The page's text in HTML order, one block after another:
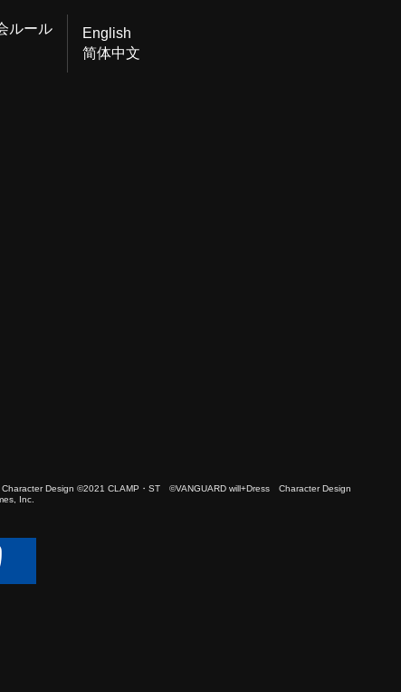
ルール
English
简体中文
Design ©2021 CLAMP・ST ©VANGUARD will+Dress Character Design
Inc.